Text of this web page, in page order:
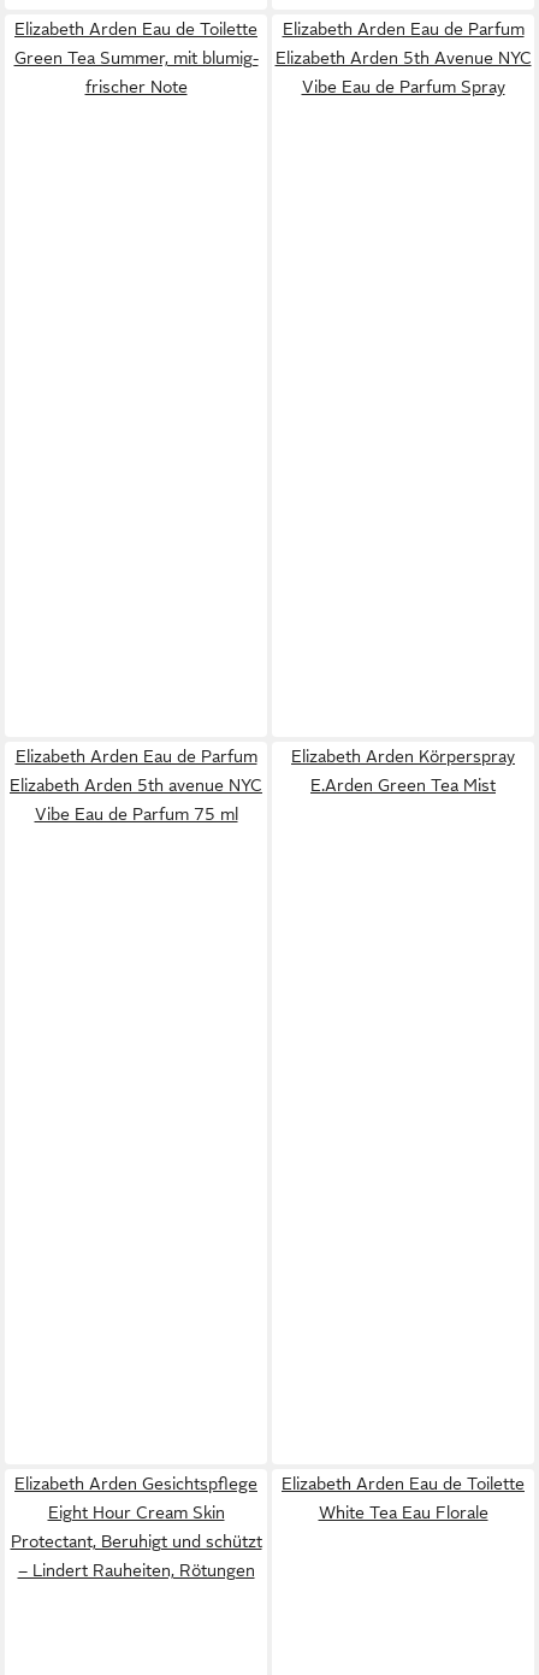
Elizabeth Arden Eau de Toilette
Green Tea Summer, mit blumig-
frischer Note
Elizabeth Arden Eau de Parfum
Elizabeth Arden 5th Avenue NYC
Vibe Eau de Parfum Spray
Elizabeth Arden Eau de Parfum
Elizabeth Arden 5th avenue NYC
Vibe Eau de Parfum 75 ml
Elizabeth Arden Körperspray
E.Arden Green Tea Mist
Elizabeth Arden Gesichtspflege
Eight Hour Cream Skin
Protectant, Beruhigt und schützt
– Lindert Rauheiten, Rötungen
Elizabeth Arden Eau de Toilette
White Tea Eau Florale